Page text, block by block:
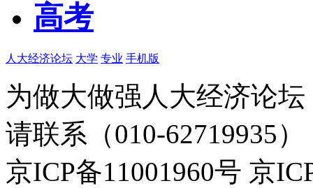
高考
人大经济论坛 大学 专业 手机版
为做大做强人大经济论
请联系（010-62719935）
京ICP备11001960号 京